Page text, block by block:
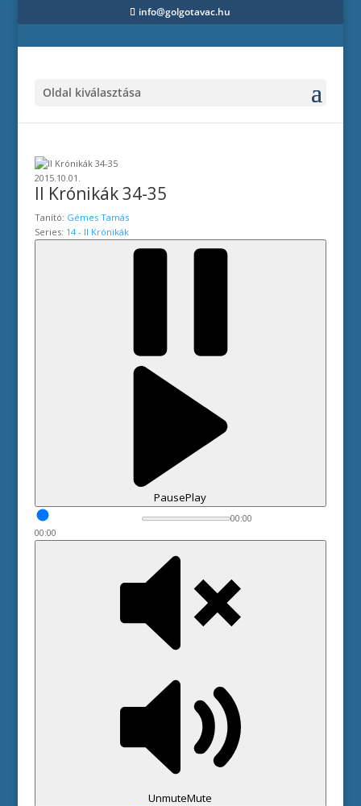
info@golgotavac.hu
Oldal kiválasztása
2015.10.01.
II Krónikák 34-35
Tanító: Gémes Tamás
Series: 14 - II Krónikák
PausePlay
00:00
00:00
UnmuteMute